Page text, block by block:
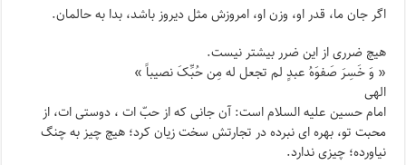
اگر جان ما، قدر او، وزن او، امروزش مثل دیروز باشد، بدا به حالمان.
هیچ ضرری از این ضرر بیشتر نیست.
« وَ خَسِرَ صَفوَهُ عبدٍ لم تجعل له مِن حُبِّکَ نصیباً »
الهی
امام حسین علیه السلام است: آن جانی که از حبّ ات ، دوستی ات، از
محبت تو، بهره ای نبرده در تجارتش سخت زیان کرد؛ هیچ چیز به چنگ
نیاورده؛ چیزی ندارد.